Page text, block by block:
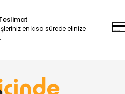
Teslimat
en kısa sürede elinize